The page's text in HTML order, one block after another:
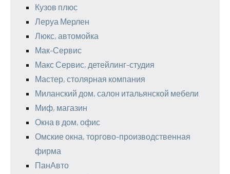
Кузов плюс
Леруа Мерлен
Люкс, автомойка
Мак-Сервис
Макс Сервис, детейлинг-студия
Мастер, столярная компания
Миланский дом, салон итальянской мебели
Миф, магазин
Окна в дом, офис
Омские окна, торгово-производственная
фирма
ПанАвто